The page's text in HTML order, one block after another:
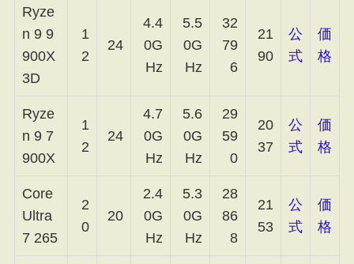
Ryze
n 9 9
900X
3D
1
2
24
4.4
0G
Hz
5.5
0G
Hz
32
79
6
21
90
公
式
価
格
Ryze
n 9 7
900X
1
2
24
4.7
0G
Hz
5.6
0G
Hz
29
59
0
20
37
公
式
価
格
Core
Ultra
7 265
2
0
20
2.4
0G
Hz
5.3
0G
Hz
28
86
8
21
53
公
式
価
格